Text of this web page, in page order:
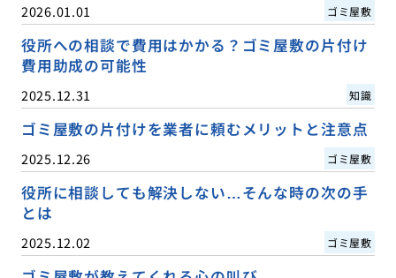
2026.01.01 ゴミ屋敷
役所への相談で費用はかかる？ゴミ屋敷の片付け
費用助成の可能性
2025.12.31 知識
ゴミ屋敷の片付けを業者に頼むメリットと注意点
2025.12.26 ゴミ屋敷
役所に相談しても解決しない…そんな時の次の手
とは
2025.12.02 ゴミ屋敷